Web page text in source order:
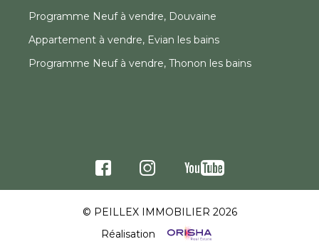
Programme Neuf à vendre, Douvaine
Appartement à vendre, Evian les bains
Programme Neuf à vendre, Thonon les bains
© PEILLEX IMMOBILIER 2026
Réalisation